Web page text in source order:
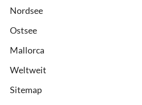
Nordsee
Ostsee
Mallorca
Weltweit
Sitemap